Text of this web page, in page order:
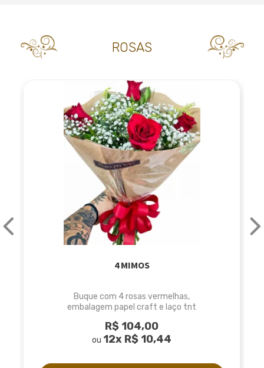
ROSAS
4 MIMOS
Buque com 4 rosas vermelhas,
embalagem papel craft e laço tnt
R$ 104,00
ou 12x R$ 10,44